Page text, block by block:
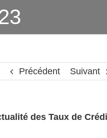
Précédent Suivant
des Taux de